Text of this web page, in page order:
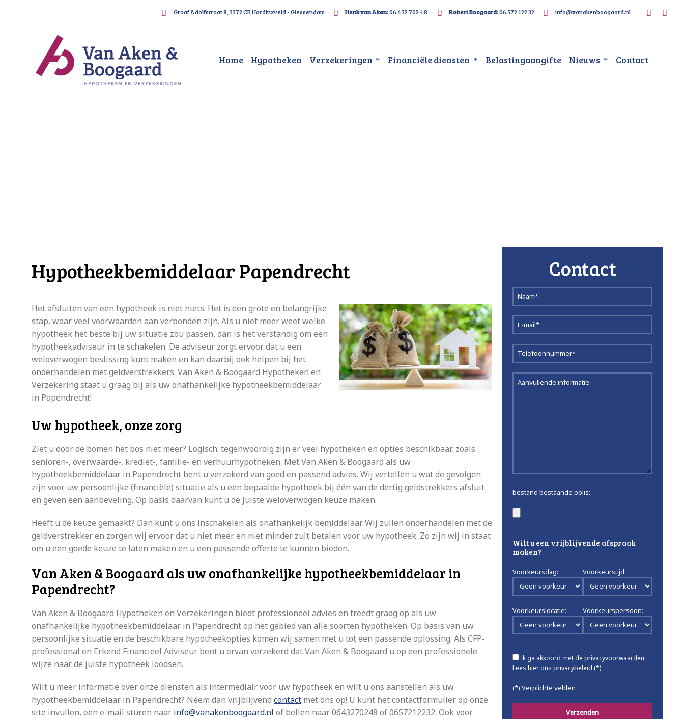
Graaf Adolfstraat 8, 3372 CB Hardinxveld - Giessendam Henk van Aken:06 432 702 48 Robert Boogaard:06 572 122 32 info@vanakenboogaard.nl
Home Hypotheken Verzekeringen Financiële diensten Belastingaangifte Nieuws Contact
Hypotheekbemiddelaar Papendrecht
Het afsluiten van een hypotheek is niet niets. Het is een grote en belangrijke
stap, waar veel voorwaarden aan verbonden zijn. Als u niet meer weet welke
hypotheek het beste bij uw situatie zou passen, dan is het verstandig om een
hypotheekadviseur in te schakelen. De adviseur zorgt ervoor dat u een
weloverwogen beslissing kunt maken en kan daarbij ook helpen bij het
onderhandelen met geldverstrekkers. Van Aken & Boogaard Hypotheken en
Verzekering staat u graag bij als uw onafhankelijke hypotheekbemiddelaar
in Papendrecht!
Uw hypotheek, onze zorg
Ziet u door de bomen het bos niet meer? Logisch: tegenwoordig zijn er veel hypotheken en opties beschikbaar, zoals
senioren-, overwaarde-, krediet-, familie- en verhuurhypotheken. Met Van Aken & Boogaard als uw
hypotheekbemiddelaar in Papendrecht bent u verzekerd van goed en passend advies. Wij vertellen u wat de gevolgen
zijn voor uw persoonlijke (financiële) situatie als u een bepaalde hypotheek bij één van de dertig geldstrekkers afsluit
en geven een aanbeveling. Op basis daarvan kunt u de juiste weloverwogen keuze maken.
Heeft u de keuze gemaakt? Dan kunt u ons inschakelen als onafhankelijk bemiddelaar. Wij zullen onderhandelen met de
geldverstrekker en zorgen wij ervoor dat u niet meer en niet minder zult betalen voor uw hypotheek. Zo zijn wij in staat
om u een goede keuze te laten maken en u een passende offerte te kunnen bieden.
Van Aken & Boogaard als uw onafhankelijke hypotheekbemiddelaar in
Papendrecht?
Van Aken & Boogaard Hypotheken en Verzekeringen biedt professioneel advies en treedt graag op als uw
onafhankelijke hypotheekbemiddelaar in Papendrecht op het gebied van alle soorten hypotheken. Op basis van uw
persoonlijke situatie en de beschikbare hypotheekopties komen wij samen met u tot een passende oplossing. Als CFP-
professional en Erkend Financieel Adviseur bent u ervan verzekerd dat Van Aken & Boogaard u op een professionele
wijze naar de juiste hypotheek loodsen.
Wilt u meer informatie over onze diensten als intermediair voor uw hypotheek en wilt u ons aanstellen als uw
hypotheekbemiddelaar in Papendrecht? Neem dan vrijblijvend contact met ons op! U kunt het contactformulier op onze
site invullen, een e-mail sturen naar info@vanakenboogaard.nl of bellen naar 0643270248 of 0657212232. Ook voor
Contact
bestand bestaande polis:
Wilt u een vrijblijvende afspraak
maken?
Voorkeursdag: Voorkeurstijd:
Voorkeurslocatie: Voorkeurspersoon:
Ik ga akkoord met de privacyvoorwaarden.
Lees hier ons privacybeleid (*)
(*) Verplichte velden